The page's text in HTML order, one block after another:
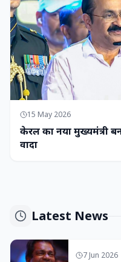
15 May 2026
केरल का नया मुख्यमंत्री
वादा
Latest News
7 Jun 2026